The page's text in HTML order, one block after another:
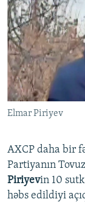
Elmar Piriyev
AXCP daha bir
Partiyanın
Piriyevin 10
həbs edildiyi